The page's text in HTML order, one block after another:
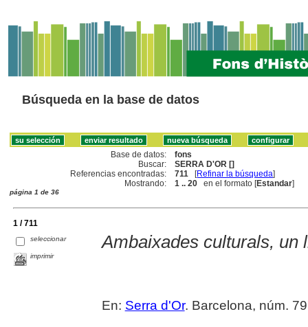
Búsqueda en la base de datos
Base de datos:
fons
Buscar:
SERRA D'OR []
Referencias encontradas:
711 [Refinar la búsqueda]
Mostrando:
1 .. 20 en el formato [Estandar]
página 1 de 36
1 / 711
seleccionar
imprimir
Ambaixades culturals, un
En: Serra d'Or. Barcelona, núm.